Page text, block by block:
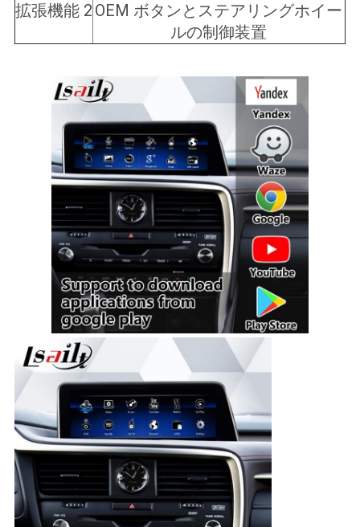
拡張機能 2 OEM ボタンとステアリングホイー
ルの制御装置